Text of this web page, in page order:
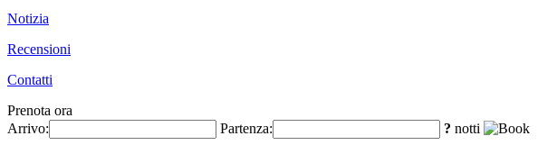
Notizia
Recensioni
Contatti
Prenota ora
Arrivo:
Partenza: ? notti